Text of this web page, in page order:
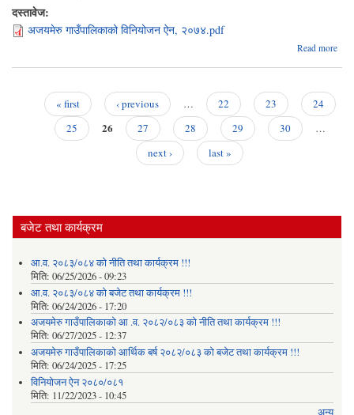
दस्तावेज:
अजयमेरु गाउँपालिकाको विनियोजन ऐन, २०७४.pdf
Read more
« first ‹ previous … 22 23
24
25
26 27 28 29 30
…
next ›
last »
बजेट तथा कार्यक्रम
आ.व. २०८३/०८४ को नीति तथा कार्यक्रम !!!
मिति: 06/25/2026 - 09:23
आ.व. २०८३/०८४ को बजेट तथा कार्यक्रम !!!
मिति: 06/24/2026 - 17:20
अजयमेरु गाउँपालिकाको आ .व. २०८२/०८३ को नीति तथा कार्यक्रम !!!
मिति: 06/27/2025 - 12:37
अजयमेरु गाउँपालिकाको आर्थिक बर्ष २०८२/०८३ को बजेट तथा कार्यक्रम !!!
मिति: 06/24/2025 - 17:25
विनियोजन ऐन २०८०/०८१
मिति: 11/22/2023 - 10:45
अन्य